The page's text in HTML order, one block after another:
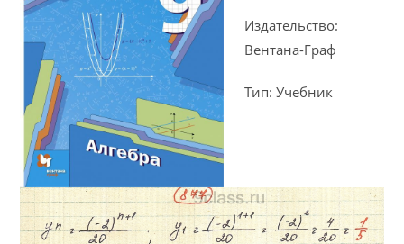
Издательство:
Вентана-Граф
Тип: Учебник